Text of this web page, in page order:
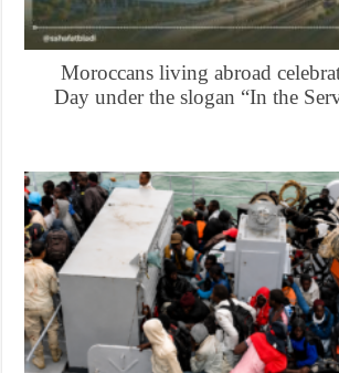
Moroccans living abroad
Day under the slogan “In